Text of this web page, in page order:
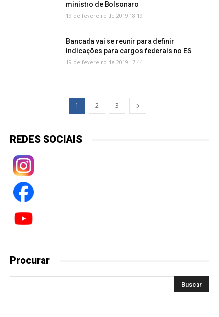
ministro de Bolsonaro
19 de fevereiro de 2019 18:19
Bancada vai se reunir para definir
indicações para cargos federais no ES
19 de fevereiro de 2019 17:44
1 2 3
REDES SOCIAIS
Procurar